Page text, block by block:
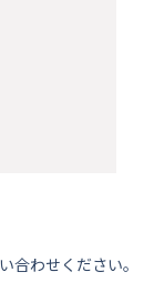
わせください。